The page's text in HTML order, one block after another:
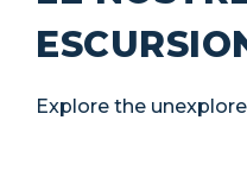
Explore the